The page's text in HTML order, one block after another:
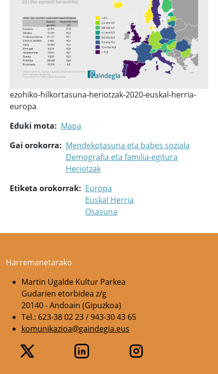
ezohiko-hilkortasuna-heriotzak-2020-euskal-herria-
europa
Eduki mota
Mapa
Gai orokorra
Mendekotasuna eta babes soziala
Demografia eta familia-egitura
Heriotzak
Etiketa orokorrak
Europa
Euskal Herria
Osasuna
Harremanetarako
Martin Ugalde Kultur Parkea
Gudarien etorbidea z/g
20140 - Andoain (Gipuzkoa)
Tel.: 623-38 02 23 / 943-30 43 65
komunikazioa@gaindegia.eus